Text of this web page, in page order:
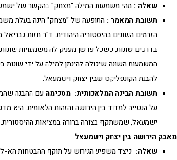
שאלה : מהי משמעות המילה "מצחק" בהקשר של
תשובת המאמר : התופעה של "מצחק" הינה בעלת
הזרמים השונים בהיסטוריה היהודית. ד"ר חזות
בדרכים שונות, כשכל פרשן מעניק לה משמעויות
המשמעות השונה שיכולה להינתן למילה על ידי שונות
להבנת הקונפליקט שבין יצחק וישמעאל.
תשובת הבינה המלאכותית: מסכימה עם ההבנה
על הנטייה למדוד בין הירושה והזהות הלאומית. היא
ישמעאל, שמשתקף בצורה ברורה במציאות ההיסטורית.
מאבק הירושה בין יצחק וישמעאל
שאלה: כיצד משפיע הגירוש על תוקף ההבטחות הא-